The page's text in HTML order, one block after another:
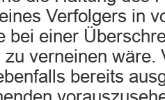
Verfolgers in
bei einer
verneinen wäre.
bereits